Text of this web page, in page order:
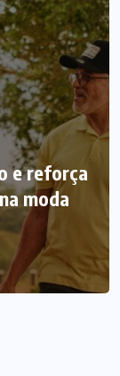
e reforça
moda